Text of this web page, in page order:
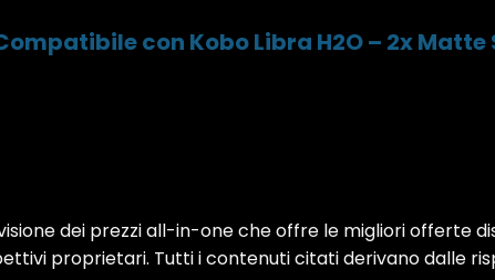
con Kobo Libra H2O – 2x
dei prezzi all-in-one che offre le migliori offerte
proprietari. Tutti i contenuti citati derivano dalle